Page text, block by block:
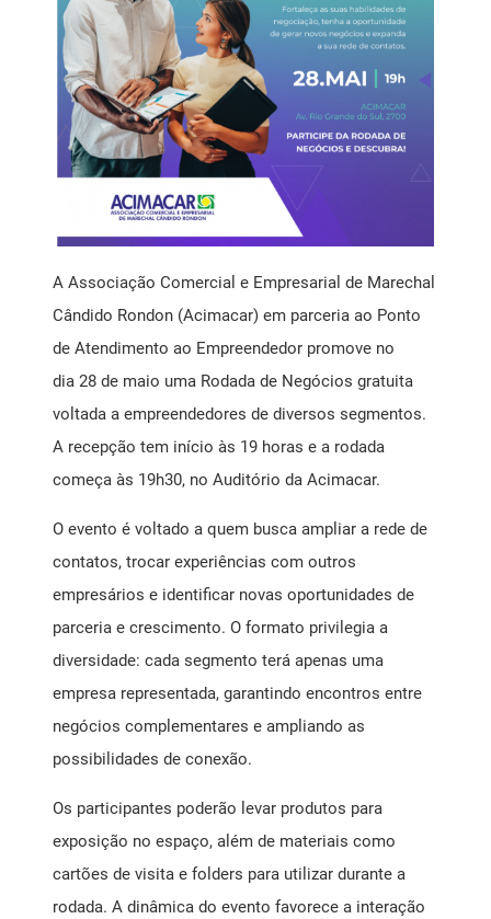
A Associação Comercial e Empresarial de Marechal
Cândido Rondon (Acimacar) em parceria ao Ponto
de Atendimento ao Empreendedor promove no
dia 28 de maio uma Rodada de Negócios gratuita
voltada a empreendedores de diversos segmentos.
A recepção tem início às 19 horas e a rodada
começa às 19h30, no Auditório da Acimacar.
O evento é voltado a quem busca ampliar a rede de
contatos, trocar experiências com outros
empresários e identificar novas oportunidades de
parceria e crescimento. O formato privilegia a
diversidade: cada segmento terá apenas uma
empresa representada, garantindo encontros entre
negócios complementares e ampliando as
possibilidades de conexão.
Os participantes poderão levar produtos para
exposição no espaço, além de materiais como
cartões de visita e folders para utilizar durante a
rodada. A dinâmica do evento favorece a interação
Mensagem Motivacional
Ponto de Atendimento ao Empreendedor SEBRAE
Registro de Marcas
Saúde Livre Vacinas
Saúde Ocupacional